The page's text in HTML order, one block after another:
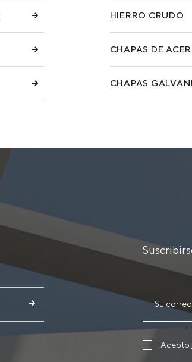
HIERRO CRUDO
CHAPAS DE
CHAPAS
Acepto